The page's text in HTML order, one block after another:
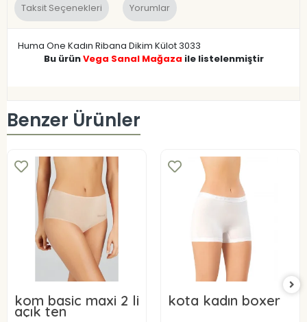
Taksit Seçenekleri Yorumlar
Huma One Kadın Ribana Dikim Külot 3033
Bu ürünVega Sanal Mağaza ile listelenmiştir
Benzer Ürünler
kom basic maxi 2 li
açık ten
kota kadın boxer